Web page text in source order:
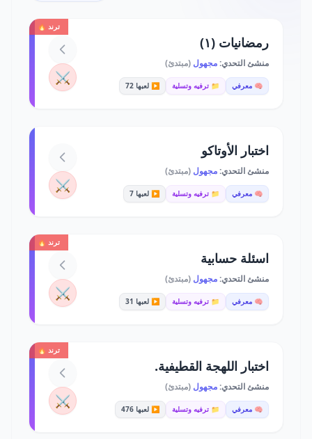
ترند 🔥
رمضانيات (١)
منشئ التحدي:مجهول (مبتدئ)
🧠 معرفي 📁 ترفيه وتسلية ▶️ لعبها 72 ⚔️
اختبار الأوتاكو
منشئ التحدي:مجهول (مبتدئ)
🧠 معرفي 📁 ترفيه وتسلية ▶️ لعبها 7 ⚔️
ترند 🔥
اسئلة حسابية
منشئ التحدي:مجهول (مبتدئ)
🧠 معرفي 📁 ترفيه وتسلية ▶️ لعبها 31 ⚔️
ترند 🔥
اختبار اللهجة القطيفية.
منشئ التحدي:مجهول (مبتدئ)
🧠 معرفي 📁 ترفيه وتسلية ▶️ لعبها 476 ⚔️